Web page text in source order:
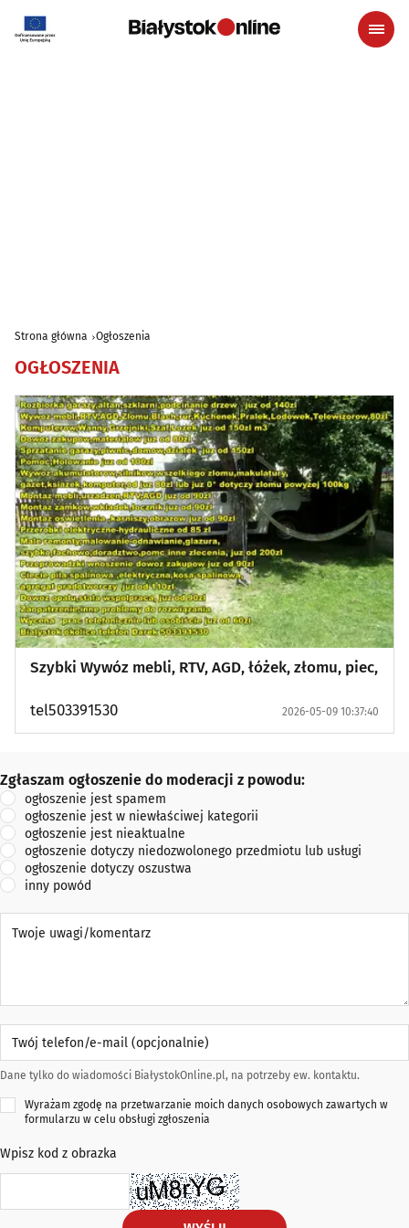
Strona główna Ogłoszenia
OGŁOSZENIA
Szybki Wywóz mebli, RTV, AGD, łóżek, złomu, piec,
tel503391530 2026-05-09 10:37:40
Zgłaszam ogłoszenie do moderacji z powodu:
Zgłaszam ogłoszenie do moderacji z powodu:
ogłoszenie jest spamem
ogłoszenie jest w niewłaściwej kategorii
ogłoszenie jest nieaktualne
ogłoszenie dotyczy niedozwolonego przedmiotu lub usługi
ogłoszenie dotyczy oszustwa
inny powód
Dane tylko do wiadomości BiałystokOnline.pl, na potrzeby ew. kontaktu.
Wyrażam zgodę na przetwarzanie moich danych osobowych zawartych w
formularzu w celu obsługi zgłoszenia
Wpisz kod z obrazka